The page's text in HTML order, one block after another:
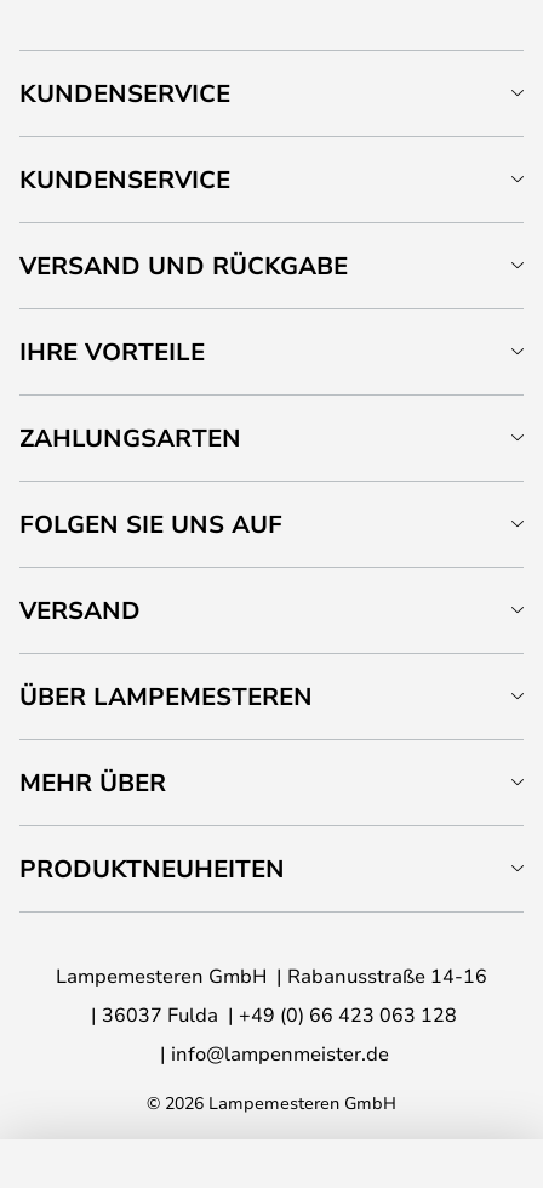
KUNDENSERVICE
KUNDENSERVICE
VERSAND UND RÜCKGABE
IHRE VORTEILE
ZAHLUNGSARTEN
FOLGEN SIE UNS AUF
VERSAND
ÜBER LAMPEMESTEREN
MEHR ÜBER
PRODUKTNEUHEITEN
Lampemesteren GmbH
Rabanusstraße 14-16
36037 Fulda
+49 (0) 66 423 063 128
info@lampenmeister.de
© 2026 Lampemesteren GmbH